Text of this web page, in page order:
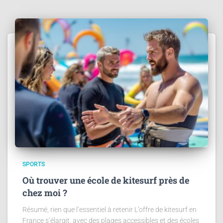
SPORTS
Où trouver une école de kitesurf près de
chez moi ?
Résumé, rien que l’essentiel à retenir L’offre de kitesurf en
France s’élargit, avec des plages accessibles et des écoles